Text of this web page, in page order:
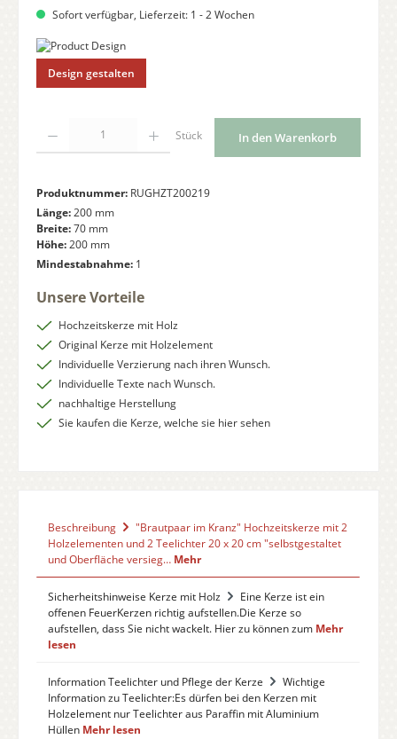
Sofort verfügbar, Lieferzeit: 1 - 2 Wochen
Design gestalten
Stück In den Warenkorb
Produktnummer: RUGHZT200219
Länge:200 mm
Breite:70 mm
Höhe:200 mm
Mindestabnahme: 1
Unsere Vorteile
Hochzeitskerze mit Holz
Original Kerze mit Holzelement
Individuelle Verzierung nach ihren Wunsch.
Individuelle Texte nach Wunsch.
nachhaltige Herstellung
Sie kaufen die Kerze, welche sie hier sehen
Beschreibung
"Brautpaar im Kranz" Hochzeitskerze mit 2
Holzelementen und 2 Teelichter 20 x 20 cm "selbstgestaltet
und Oberfläche versieg… Mehr
Sicherheitshinweise Kerze mit Holz
Eine Kerze ist ein
offenen FeuerKerzen richtig aufstellen.Die Kerze so
aufstellen, dass Sie nicht wackelt. Hier zu können zum Mehr
lesen
Information Teelichter und Pflege der Kerze
Wichtige
Information zu Teelichter:Es dürfen bei den Kerzen mit
Holzelement nur Teelichter aus Paraffin mit Aluminium
Hüllen Mehr lesen